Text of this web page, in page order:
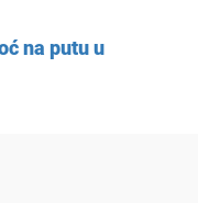
na putu u